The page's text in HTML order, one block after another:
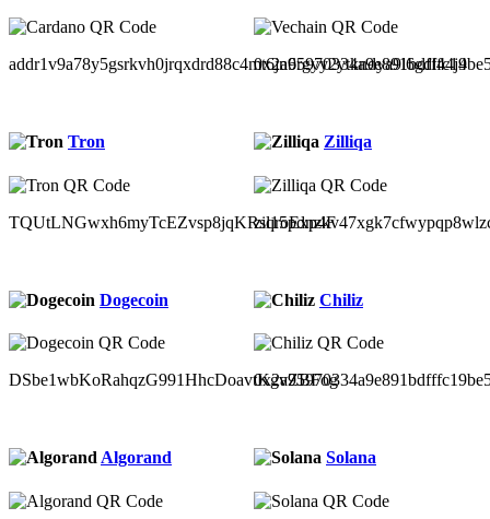
addr1v9a78y5gsrkvh0jrqxdrd88c4mt6jn6rgyy2ytkndya9l6gdl44j4
Tron
TQUtLNGwxh6myTcEZvsp8jqKRsqroExp4F
Zilliqa
Dogecoin
DSbe1wbKoRahqzG991HhcDoavtKgvZBFog
Chiliz
Algorand Solana